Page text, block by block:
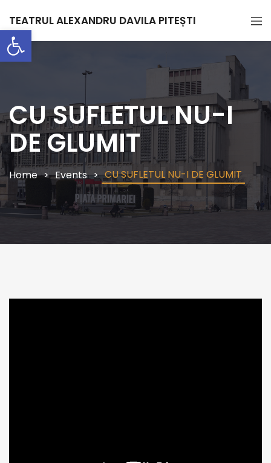
Deschide bara de unelte
TEATRUL ALEXANDRU DAVILA PITEȘTI
CU SUFLETUL NU-I
DE GLUMIT
Home Events CU SUFLETUL NU-I DE GLUMIT